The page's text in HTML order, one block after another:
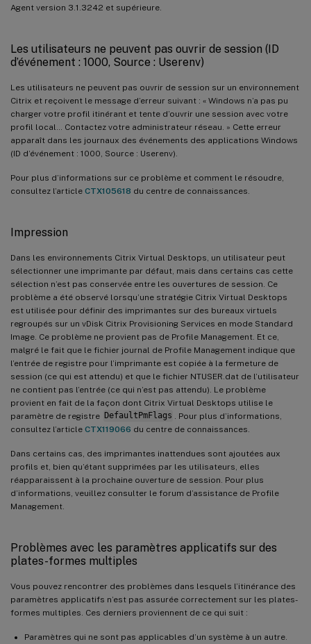
Agent version 3.1.3242 et supérieure.
Les utilisateurs ne peuvent pas ouvrir de session (ID
d’événement : 1000, Source : Userenv)
Les utilisateurs ne peuvent pas ouvrir de session sur un environnement
Citrix et reçoivent le message d’erreur suivant : « Windows n’a pas pu
charger votre profil itinérant et tente d’ouvrir une session avec votre
profil local… Contactez votre administrateur réseau. » Cette erreur
apparaît dans les journaux des événements des applications Windows
(ID d’événement : 1000, Source : Userenv).
Pour plus d’informations sur ce problème et comment le résoudre,
consultez l’article CTX105618 du centre de connaissances.
Impression
Dans les environnements Citrix Virtual Desktops, un utilisateur peut
sélectionner une imprimante par défaut, mais dans certains cas cette
sélection n’est pas conservée entre les ouvertures de session. Ce
problème a été observé lorsqu’une stratégie Citrix Virtual Desktops
est utilisée pour définir des imprimantes sur des bureaux virtuels
regroupés sur un vDisk Citrix Provisioning Services en mode Standard
Image. Ce problème ne provient pas de Profile Management. Et ce,
malgré le fait que le fichier journal de Profile Management indique que
l’entrée de registre pour l’imprimante est copiée à la fermeture de
session (ce qui est attendu) et que le fichier NTUSER.dat de l’utilisateur
ne contient pas l’entrée (ce qui n’est pas attendu). Le problème
provient en fait de la façon dont Citrix Virtual Desktops utilise le
paramètre de registre DefaultPmFlags
. Pour plus d’informations,
consultez l’article CTX119066 du centre de connaissances.
Dans certains cas, des imprimantes inattendues sont ajoutées aux
profils et, bien qu’étant supprimées par les utilisateurs, elles
réapparaissent à la prochaine ouverture de session. Pour plus
d’informations, veuillez consulter le forum d’assistance de Profile
Management.
Problèmes avec les paramètres applicatifs sur des
plates-formes multiples
Vous pouvez rencontrer des problèmes dans lesquels l’itinérance des
paramètres applicatifs n’est pas assurée correctement sur les plates-
formes multiples. Ces derniers proviennent de ce qui suit :
Paramètres qui ne sont pas applicables d’un système à un autre.